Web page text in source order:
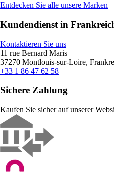
Entdecken Sie alle unsere Marken
Kundendienst in
Kontaktieren Sie uns
11 rue Bernard Maris
37270 Montlouis-sur-Loire,
+33 1 86 47 62 58
Sichere Zahlung
Kaufen Sie sicher auf unserer